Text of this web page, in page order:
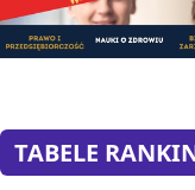
Kapituła rankingu
Partnerzy
Q&A
TABELE